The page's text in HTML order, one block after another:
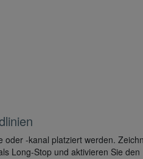
-kanal platziert werden.
Long-Stop und aktivieren Sie den